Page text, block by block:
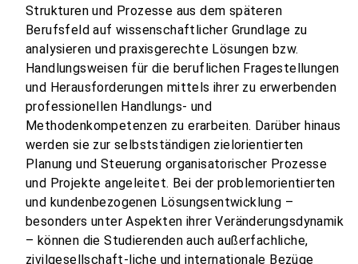
Strukturen und Prozesse aus dem späteren
Berufsfeld auf wissenschaftlicher Grundlage zu
analysieren und praxisgerechte Lösungen bzw.
Handlungsweisen für die beruflichen Fragestellungen
und Herausforderungen mittels ihrer zu erwerbenden
professionellen Handlungs- und
Methodenkompetenzen zu erarbeiten. Darüber hinaus
werden sie zur selbstständigen zielorientierten
Planung und Steuerung organisatorischer Prozesse
und Projekte angeleitet. Bei der problemorientierten
und kundenbezogenen Lösungsentwicklung –
besonders unter Aspekten ihrer Veränderungsdynamik
– können die Studierenden auch außerfachliche,
zivilgesellschaft-liche und internationale Bezüge